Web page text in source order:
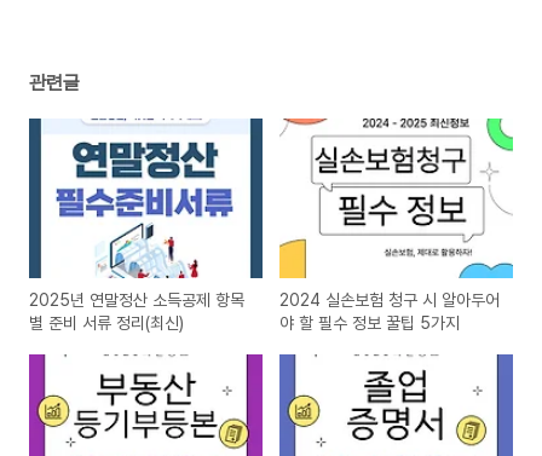
관련글
2025년 연말정산 소득공제 항목
별 준비 서류 정리(최신)
2024 실손보험 청구 시 알아두어
야 할 필수 정보 꿀팁 5가지